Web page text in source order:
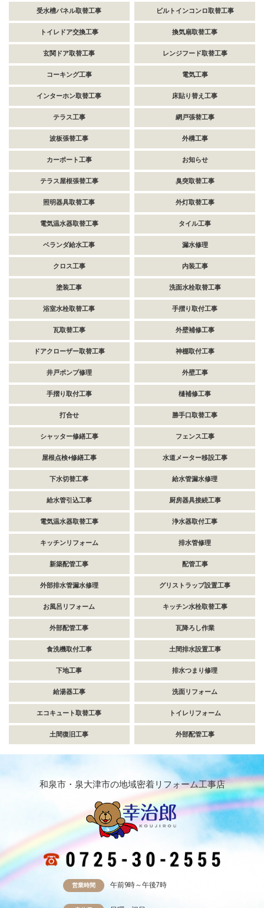
受水槽パネル取替工事 ビルトインコンロ取替工事
トイレドア交換工事 換気扇取替工事
玄関ドア取替工事 レンジフード取替工事
コーキング工事 電気工事
インターホン取替工事 床貼り替え工事
テラス工事 網戸張替工事
波板張替工事 外構工事
カーポート工事 お知らせ
テラス屋根張替工事 臭突取替工事
照明器具取替工事 外灯取替工事
電気温水器取替工事 タイル工事
ベランダ給水工事 漏水修理
クロス工事 内装工事
塗装工事 洗面水栓取替工事
浴室水栓取替工事 手摺り取付工事
瓦取替工事 外壁補修工事
ドアクローザー取替工事 神棚取付工事
井戸ポンプ修理 外壁工事
手摺り取付工事 樋補修工事
打合せ 勝手口取替工事
シャッター修繕工事 フェンス工事
屋根点検+修繕工事 水道メーター移設工事
下水切替工事 給水管漏水修理
給水管引込工事 厨房器具接続工事
電気温水器取替工事 浄水器取付工事
キッチンリフォーム 排水管修理
新築配管工事 配管工事
外部排水管漏水修理 グリストラップ設置工事
お風呂リフォーム キッチン水栓取替工事
外部配管工事 瓦降ろし作業
食洗機取付工事 土間排水設置工事
下地工事 排水つまり修理
給湯器工事 洗面リフォーム
エコキュート取替工事 トイレリフォーム
土間復旧工事 外部配管工事
和泉市・泉大津市の地域密着リフォーム工事店
営業時間 午前9時～午後7時